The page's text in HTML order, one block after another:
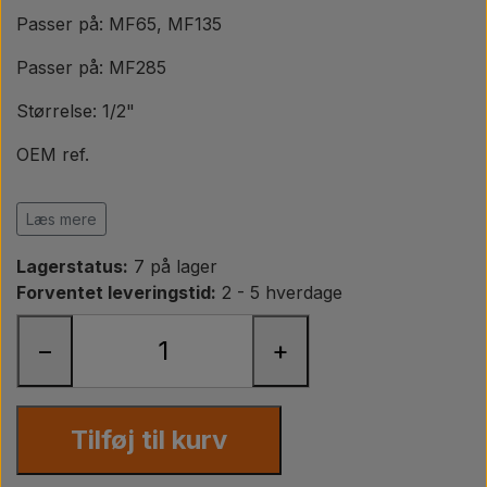
Maling Agricolour
Tilbud
Passer på: MF65, MF135
Passer på: MF285
Størrelse: 1/2"
OEM ref.
2431154
Læs mere
Lagerstatus: 7 på lager
Forventet leveringstid: 2 - 5 hverdage
− +
Tilføj til kurv